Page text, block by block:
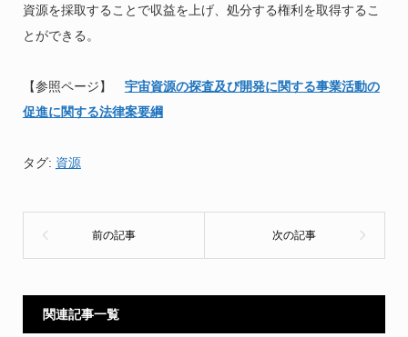
資源を採取することで収益を上げ、処分する権利を取得するこ
とができる。
【参照ページ】 宇宙資源の探査及び開発に関する事業活動の
促進に関する法律案要綱
タグ: 資源
関連記事一覧